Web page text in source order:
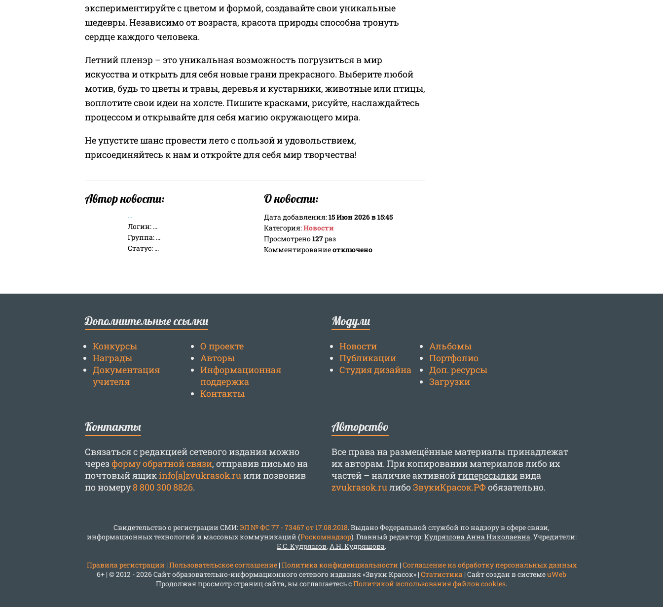
экспериментируйте с цветом и формой, создавайте свои уникальные
шедевры. Независимо от возраста, красота природы способна тронуть
сердце каждого человека.
Летний пленэр – это уникальная возможность погрузиться в мир
искусства и открыть для себя новые грани прекрасного. Выберите любой
мотив, будь то цветы и травы, деревья и кустарники, животные или птицы,
воплотите свои идеи на холсте. Пишите красками, рисуйте, наслаждайтесь
процессом и открывайте для себя магию окружающего мира.
Не упустите шанс провести лето с пользой и удовольствием,
присоединяйтесь к нам и откройте для себя мир творчества!
Автор новости:
...
Логин: ...
Группа: ...
Статус: ...
О новости:
Дата добавления:15 Июн 2026 в 15:45
Категория:Новости
Просмотрено127раз
Комментированиеотключено
Дополнительные ссылки
Конкурсы
Награды
Документация
учителя
О проекте
Авторы
Информационная
поддержка
Контакты
Модули
Новости
Публикации
Студия дизайна
Альбомы
Портфолио
Доп. ресурсы
Загрузки
Контакты
Связаться с редакцией сетевого издания можно
черезформу обратной связи, отправив письмо на
почтовый ящикinfo[a]zvukrasok.ruили позвонив
по номеру8 800 300 8826.
Авторство
Все права на размещённые материалы принадлежат
их авторам. При копировании материалов либо их
частей – наличие активнойгиперссылкивида
zvukrasok.ruлибоЗвукиКрасок.РФобязательно.
Свидетельство о регистрации СМИ:ЭЛ № ФС 77 - 73467 от 17.08.2018. Выдано Федеральной службой по надзору в сфере связи,
информационных технологий и массовых коммуникаций (Роскомнадзор). Главный редактор:Кудряшова Анна Николаевна. Учредители:
Е.С. Кудряшов,А.Н. Кудряшова.
Правила регистрации | Пользовательское соглашение| Политика конфиденциальности | Соглашение на обработку персональных данных
6+ | © 2012 - 2026 Сайт образовательно-информационного сетевого издания «Звуки Красок» | Статистика | Сайт создан в системеuWeb
Продолжая просмотр страниц сайта, вы соглашаетесь сПолитикой использования файлов cookies.